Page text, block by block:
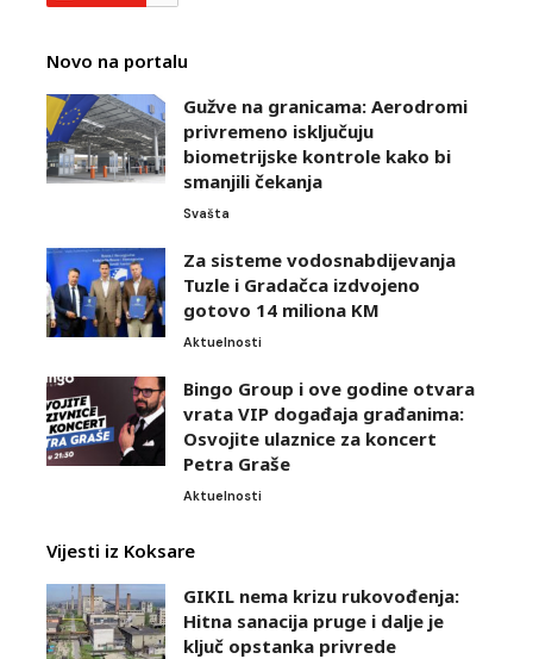
Novo na portalu
Gužve na granicama: Aerodromi
privremeno isključuju
biometrijske kontrole kako bi
smanjili čekanja
Svašta
Za sisteme vodosnabdijevanja
Tuzle i Gradačca izdvojeno
gotovo 14 miliona KM
Aktuelnosti
Bingo Group i ove godine otvara
vrata VIP događaja građanima:
Osvojite ulaznice za koncert
Petra Graše
Aktuelnosti
Vijesti iz Koksare
GIKIL nema krizu rukovođenja:
Hitna sanacija pruge i dalje je
ključ opstanka privrede